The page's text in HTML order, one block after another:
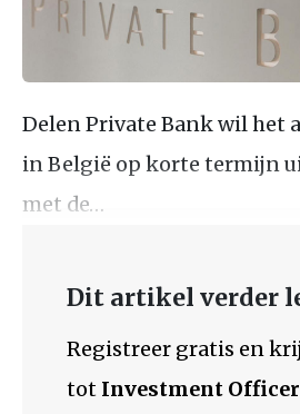
Delen Private Bank wil het
in België op korte termijn
met de…
Dit artikel verder
Registreer gratis en
tot Investment